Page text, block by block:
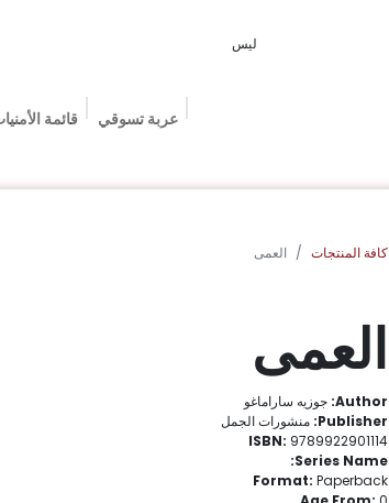
عربة تسوقي قائمة
كافة المنتجات العمى
العمى
Author: جوزيه ساراماغو
Publisher: منشورات الجمل
ISBN: 9789922901114
Series Name:
Format: Paperback